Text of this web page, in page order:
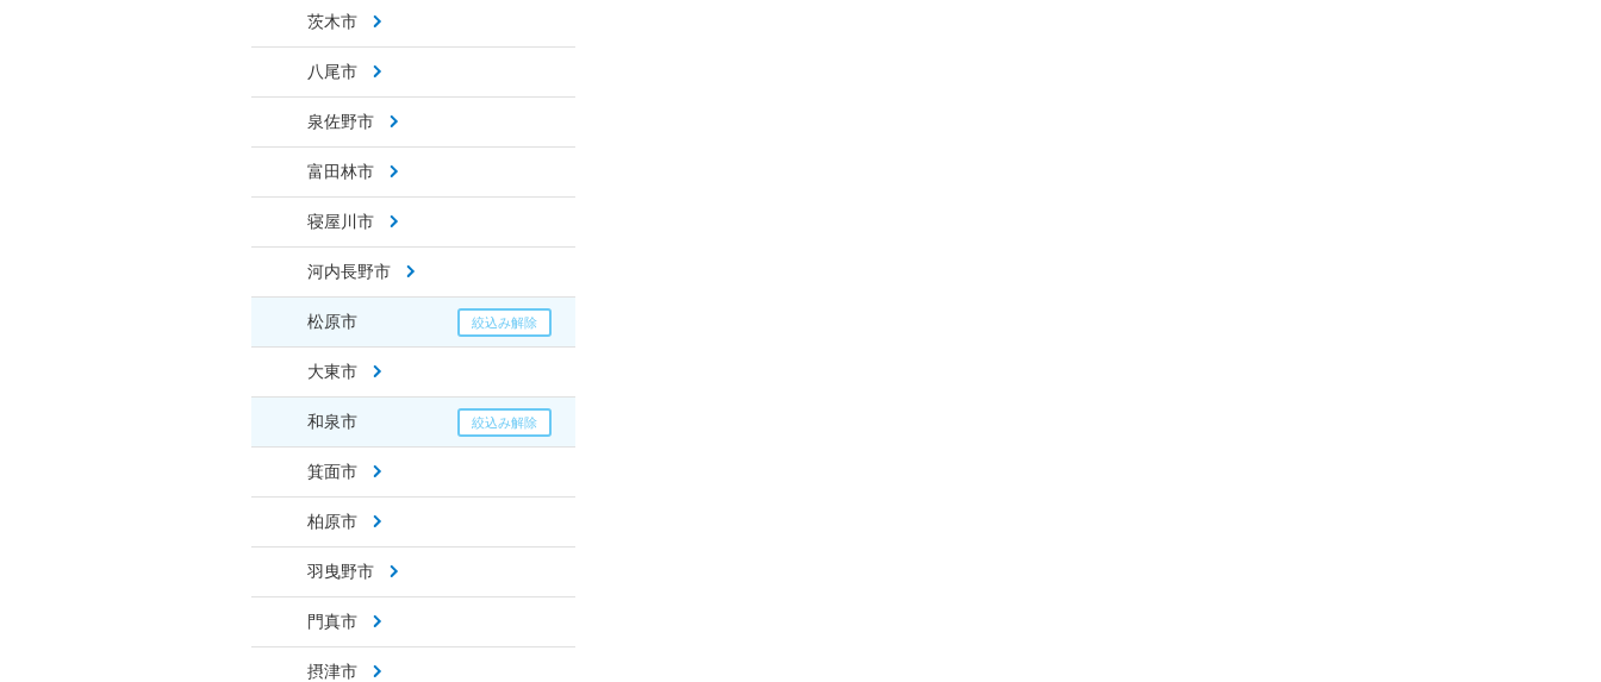
茨木市
八尾市
泉佐野市
富田林市
寝屋川市
河内長野市
松原市
大東市
和泉市
箕面市
柏原市
羽曳野市
門真市
摂津市